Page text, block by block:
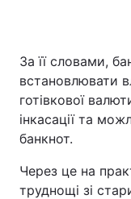
За її словами,
встановлювати
готівкової
інкасації та
банкнот.
Через це на
труднощі зі